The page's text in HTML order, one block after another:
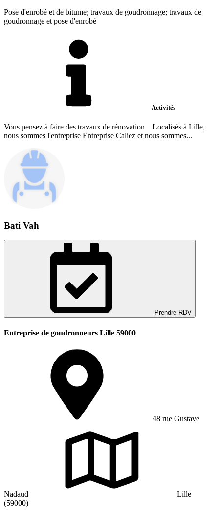
Pose d'enrobé et de bitume; travaux de goudronnage; travaux de
goudronnage et pose d'enrobé
Activités
Vous pensez à faire des travaux de rénovation... Localisés à Lille,
nous sommes l'entreprise Entreprise Caliez et nous sommes...
Bati Vah
Prendre RDV
Entreprise de goudronneurs Lille 59000
48 rue Gustave
Nadaud
Lille
(59000)